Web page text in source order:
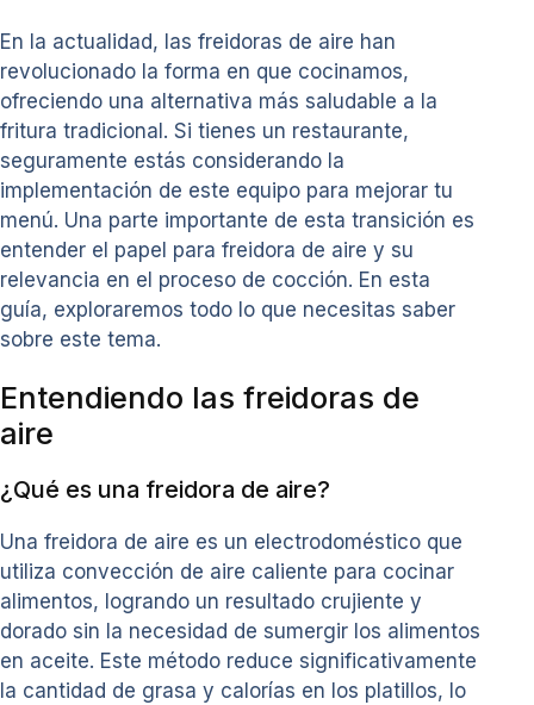
En la actualidad, las freidoras de aire han
revolucionado la forma en que cocinamos,
ofreciendo una alternativa más saludable a la
fritura tradicional. Si tienes un restaurante,
seguramente estás considerando la
implementación de este equipo para mejorar tu
menú. Una parte importante de esta transición es
entender el papel para freidora de aire y su
relevancia en el proceso de cocción. En esta
guía, exploraremos todo lo que necesitas saber
sobre este tema.
Entendiendo las freidoras de
aire
¿Qué es una freidora de aire?
Una freidora de aire es un electrodoméstico que
utiliza convección de aire caliente para cocinar
alimentos, logrando un resultado crujiente y
dorado sin la necesidad de sumergir los alimentos
en aceite. Este método reduce significativamente
la cantidad de grasa y calorías en los platillos, lo